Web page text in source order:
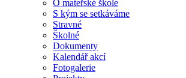
O mateřské škole
S kým se setkáváme
Stravné
Školné
Dokumenty
Kalendář akcí
Fotogalerie